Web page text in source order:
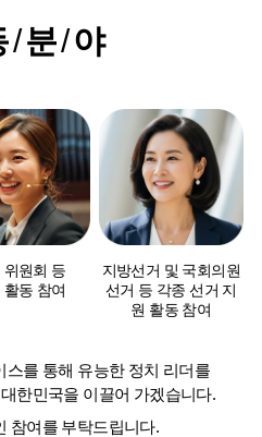
/분/야
위원회 등
활동 참여
지방선거 및 국회의원
선거 등 각종 선거 지
원 활동 참여
스를 통해 유능한 정치 리더를
한민국을 이끌어 가겠습니다.
참여를 부탁드립니다.